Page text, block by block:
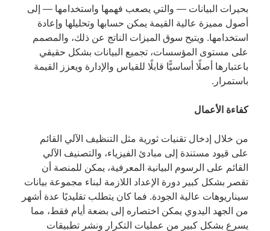
بحيرات البيانات — والتي يصعب فهمها واستخدامها — إلى
أصول مميزة عالية القيمة يمكن حسابها وتحليلها وإعادة
استخدامها. ويتيح سوق الميزات الناتج عن ذلك، والمصمم
على مستوى المؤسسات، تجميع البيانات بشكل حقيقي
باعتبارها أصلًا أساسيًّا قابلًا للقياس والإدارة ويعزز القيمة
باستمرار.
كفاءة الأعمال
من خلال إدخال تقنيات ثورية مثل التنظيف الآلي القائم
على قيود مستندة إلى مبادئ الفيزياء، والتصنيف الآلي
القائم على الرسوم البيانية المعرفية، يمكن للمنصة أن
تقصر بشكل كبير دورة الإعداد اللازمة لبناء مجموعة بيانات
سيناريوهات عالية الجودة. فما كان يتطلب تقليديًا عدة أشهر
من الجهد اليدوي يمكن اختصاره إلى بضعة أيام فقط، مما
يسرع بشكل كبير من عمليات التكرار ونشر تطبيقات